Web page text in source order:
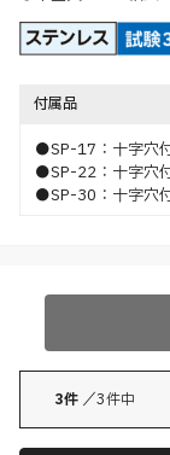
付属品
●SP-17：十字穴
●SP-22：十字穴
●SP-30：十字穴
3件 ／3件中